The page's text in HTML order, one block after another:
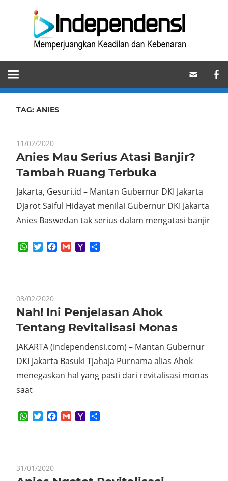
Memperjuangkan
Keadilan
dan
Kebenaran
TAG: ANIES
11/02/2020
Anies Mau Serius Atasi Banjir?
Tambah Ruang Terbuka
Jakarta, Gesuri.id – Mantan Gubernur DKI Jakarta
Djarot Saiful Hidayat menilai Gubernur DKI Jakarta
Anies Baswedan tak serius dalam mengatasi banjir
WhatsApp
TwitterFacebook
GmailYahoo
03/02/2020
Nah! Ini Penjelasan Ahok
Tentang Revitalisasi Monas
JAKARTA (Independensi.com) – Mantan Gubernur
DKI Jakarta Basuki Tjahaja Purnama alias Ahok
menegaskan hal yang pasti dari revitalisasi monas
saat
WhatsApp
TwitterFacebook
GmailYahoo
31/01/2020